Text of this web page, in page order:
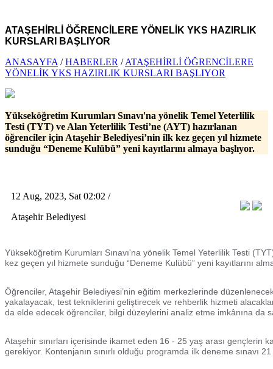
ATAŞEHİRLİ ÖĞRENCİLERE YÖNELİK YKS HAZIRLIK
KURSLARI BAŞLIYOR
ANASAYFA /HABERLER /ATAŞEHİRLİ ÖĞRENCİLERE
YÖNELİK YKS HAZIRLIK KURSLARI BAŞLIYOR
Yükseköğretim Kurumları Sınavı'na yönelik Temel Yeterlilik
Testi (TYT) ve Alan Yeterlilik Testi’ne (AYT) hazırlanan
öğrenciler için Ataşehir Belediyesi’nin ilk kez geçen yıl hizmete
sunduğu “Deneme Kulübü” yeni kayıtlarını almaya başlıyor.
12 Aug, 2023, Sat 02:02 /
Ataşehir Belediyesi
Yükseköğretim Kurumları Sınavı'na yönelik Temel Yeterlilik Testi
kez geçen yıl hizmete sunduğu “Deneme Kulübü” yeni kayıtlarını
Öğrenciler, Ataşehir Belediyesi’nin eğitim merkezlerinde
yakalayacak, test tekniklerini geliştirecek ve rehberlik hizmeti
da elde edecek öğrenciler, bilgi düzeylerini analiz etme imkânına da
Ataşehir sınırları içerisinde ikamet eden 16 - 25 yaş arası gençlerin
gerekiyor. Kontenjanın sınırlı olduğu programda ilk deneme sınavı